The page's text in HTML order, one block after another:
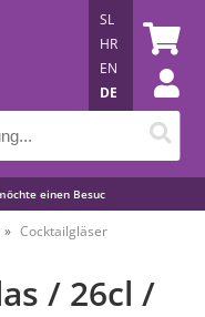
einen Besuc
SL
HR
EN
DE
Cocktailgläser
/ 26cl /